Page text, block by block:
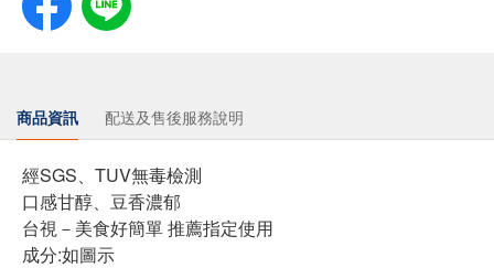
商品資訊 配送及售後服務說明
經SGS、TUV無毒檢測
口感甘醇、豆香濃郁
台視－美食好簡單 推薦指定使用
成分:如圖示